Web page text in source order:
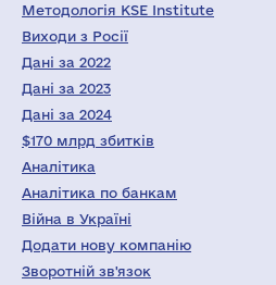
Методологія KSE Institute
Виходи з Росії
Дані за 2022
Дані за 2023
Дані за 2024
$170 млрд збитків
Аналітика
Аналітика по банкам
Війна в Україні
Додати нову компанію
Зворотній зв'язок